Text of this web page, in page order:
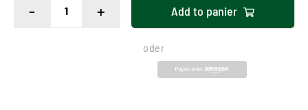
- + Add to panier
oder